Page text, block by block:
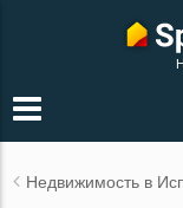
Недвижимость в